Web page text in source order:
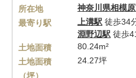
所在地 神奈川県相模
最寄り駅
上溝駅 徒歩34
淵野辺駅 徒歩
土地面積
80.24m²
土地面積
（坪）
24.27坪